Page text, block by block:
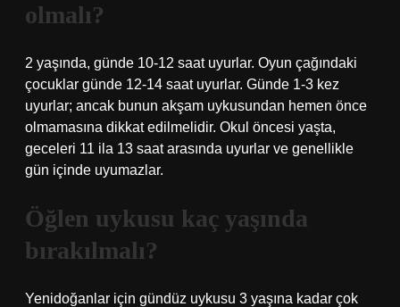
olmalı?
2 yaşında, günde 10-12 saat uyurlar. Oyun çağındaki
çocuklar günde 12-14 saat uyurlar. Günde 1-3 kez
uyurlar; ancak bunun akşam uykusundan hemen önce
olmamasına dikkat edilmelidir. Okul öncesi yaşta,
geceleri 11 ila 13 saat arasında uyurlar ve genellikle
gün içinde uyumazlar.
Öğlen uykusu kaç yaşında
bırakılmalı?
Yenidoğanlar için gündüz uykusu 3 yaşına kadar çok